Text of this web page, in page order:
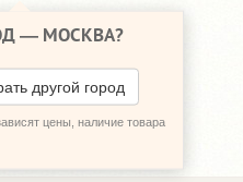
— МОСКВА?
другой город
цены, наличие товара
Corsa C